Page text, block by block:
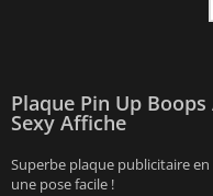
Plaque Pin Up
Sexy Affiche
Superbe plaque publicitaire
une pose facile !